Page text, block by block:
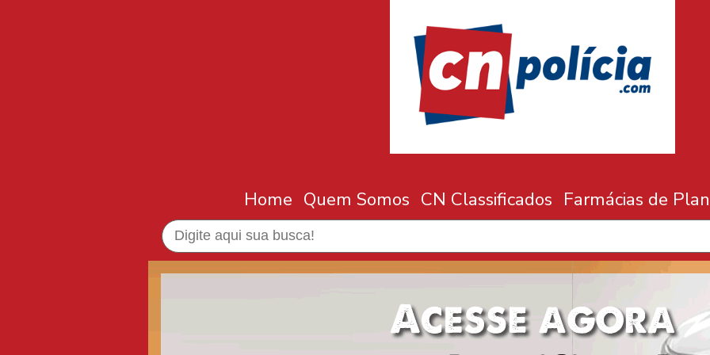
Home Quem Somos CN Classificados Farmácias de